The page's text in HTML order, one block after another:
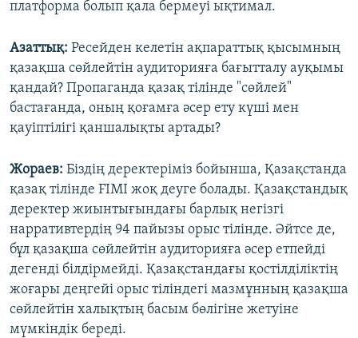
платформа болып қала бермеуі ықтимал.
Азаттық: Ресейден келетін ақпараттық қысымның
қазақша сөйлейтін аудиторияға бағытталу ауқымы
қандай? Пропаганда қазақ тілінде "сөйлей"
бастағанда, оның қоғамға әсер ету күші мен
қауіптілігі қаншалықты артады?
Жораев: Біздің деректеріміз бойынша, Қазақстанда
қазақ тілінде FIMI жоқ деуге болады. Қазақстандық
деректер жиынтығындағы барлық негізгі
нарративтердің 94 пайызы орыс тілінде. Әйтсе де,
бұл қазақша сөйлейтін аудиторияға әсер етпейді
дегенді білдірмейді. Қазақстандағы қостілділіктің
жоғары деңгейі орыс тіліндегі мазмұнның қазақша
сөйлейтін халықтың басым бөлігіне жетуіне
мүмкіндік береді.